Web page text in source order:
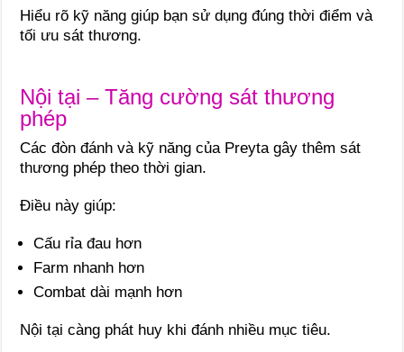
Hiểu rõ kỹ năng giúp bạn sử dụng đúng thời điểm và
tối ưu sát thương.
Nội tại – Tăng cường sát thương
phép
Các đòn đánh và kỹ năng của Preyta gây thêm sát
thương phép theo thời gian.
Điều này giúp:
Cấu rỉa đau hơn
Farm nhanh hơn
Combat dài mạnh hơn
Nội tại càng phát huy khi đánh nhiều mục tiêu.